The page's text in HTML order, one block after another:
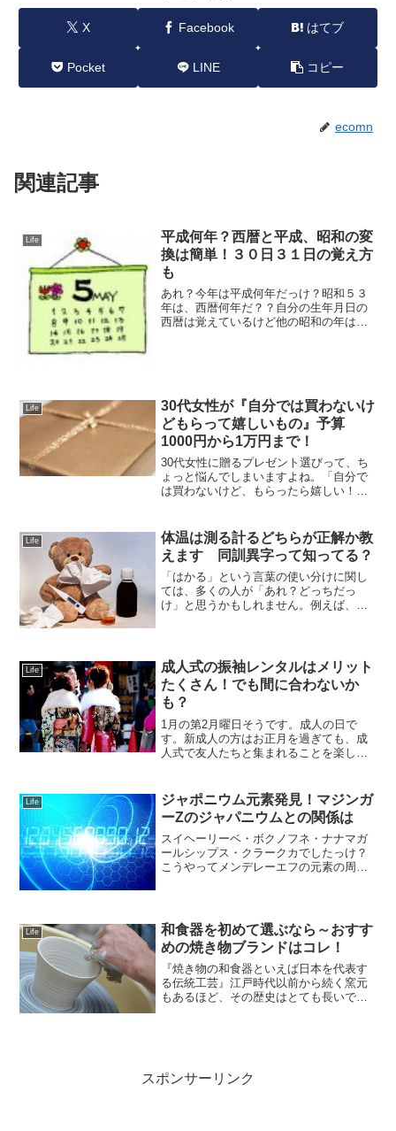
X Facebook はてブ
Pocket LINE コピー
ecomn
関連記事
Life
平成何年？西暦と平成、昭和の変
換は簡単！３０日３１日の覚え方
も
あれ？今年は平成何年だっけ？昭和５３
年は、西暦何年だ？？自分の生年月日の
西暦は覚えているけど他の昭和の年は、
Life
30代女性が『自分では買わないけ
どもらって嬉しいもの』予算
1000円から1万円まで！
30代女性に贈るプレゼント選びって、ち
ょっと悩んでしまいますよね。「自分で
は買わないけど、もらったら嬉しい！」
る分、迷うことも。30代女性は、忙しい
毎日の中でも「ちょっ...
Life
体温は測る計るどちらが正解か教
えます 同訓異字って知ってる？
「はかる」という言葉の使い分けに関し
ては、多くの人が「あれ？どっちだっ
け」と思うかもしれません。例えば、
しく使えてますか？こういった...
Life
成人式の振袖レンタルはメリット
たくさん！でも間に合わないか
も？
1月の第2月曜日そうです。成人の日で
す。新成人の方はお正月を過ぎても、成
人式で友人たちと集まれることを楽しみ
した・・・” という安堵の気持ちもあると
思います。成人式...
Life
ジャポニウム元素発見！マジンガ
ーZのジャパニウムとの関係は
スイヘーリーベ・ボクノフネ・ナナマガ
ールシップス・クラークカでしたっけ？
こうやってメンデレーエフの元素の周期
ーム超合金で有名なマ...
Life
和食器を初めて選ぶなら～おすす
めの焼き物ブランドはコレ！
『焼き物の和食器といえば日本を代表す
る伝統工芸』江戸時代以前から続く窯元
もあるほど、その歴史はとても長いで
スポンサーリンク